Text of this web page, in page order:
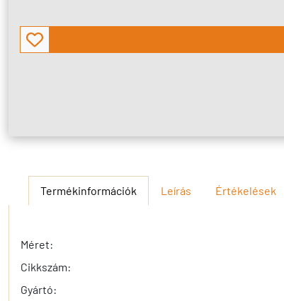
Termékinformációk Leírás Értékelések
Méret:
Cikkszám:
Gyártó: